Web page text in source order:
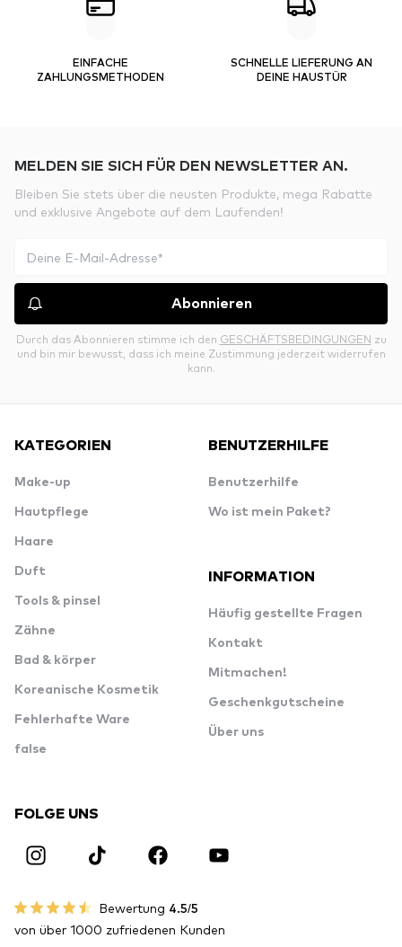
EINFACHE
ZAHLUNGSMETHODEN
SCHNELLE LIEFERUNG AN
DEINE HAUSTÜR
MELDEN SIE SICH FÜR DEN NEWSLETTER AN.
Bleiben Sie stets über die neusten Produkte, mega Rabatte
und exklusive Angebote auf dem Laufenden!
Abonnieren
Durch das Abonnieren stimme ich den GESCHÄFTSBEDINGUNGEN zu
und bin mir bewusst, dass ich meine Zustimmung jederzeit widerrufen
kann.
KATEGORIEN
Make-up
Hautpflege
Haare
Duft
Tools & pinsel
Zähne
Bad & körper
Koreanische Kosmetik
Fehlerhafte Ware
false
BENUTZERHILFE
Benutzerhilfe
Wo ist mein Paket?
INFORMATION
Häufig gestellte Fragen
Kontakt
Mitmachen!
Geschenkgutscheine
Über uns
FOLGE UNS
Bewertung 4.5/5
von über 1000 zufriedenen Kunden